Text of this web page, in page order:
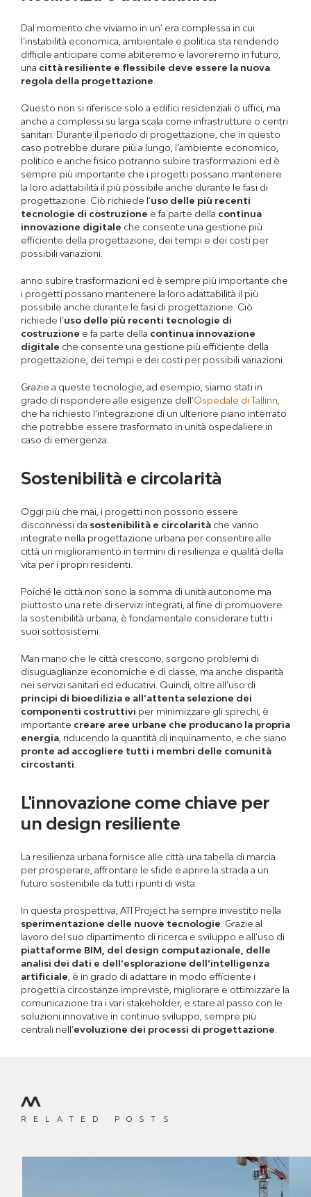
Dal momento che viviamo in un’ era complessa in cui
l’instabilità economica, ambientale e politica sta rendendo
difficile anticipare come abiteremo e lavoreremo in futuro,
una città resiliente e flessibile deve essere la nuova
regola della progettazione.
Questo non si riferisce solo a edifici residenziali o uffici, ma
anche a complessi su larga scala come infrastrutture o centri
sanitari. Durante il periodo di progettazione, che in questo
caso potrebbe durare più a lungo, l’ambiente economico,
politico e anche fisico potranno subire trasformazioni ed è
sempre più importante che i progetti possano mantenere
la loro adattabilità il più possibile anche durante le fasi di
progettazione. Ciò richiede l’uso delle più recenti
tecnologie di costruzione e fa parte della continua
innovazione digitale che consente una gestione più
efficiente della progettazione, dei tempi e dei costi per
possibili variazioni.
anno subire trasformazioni ed è sempre più importante che
i progetti possano mantenere la loro adattabilità il più
possibile anche durante le fasi di progettazione. Ciò
richiede l’uso delle più recenti tecnologie di
costruzione e fa parte della continua innovazione
digitale che consente una gestione più efficiente della
progettazione, dei tempi e dei costi per possibili variazioni.
Grazie a queste tecnologie, ad esempio, siamo stati in
grado di rispondere alle esigenze dell’Ospedale di Tallinn,
che ha richiesto l’integrazione di un ulteriore piano interrato
che potrebbe essere trasformato in unità ospedaliere in
caso di emergenza.
Sostenibilità e circolarità
Oggi più che mai, i progetti non possono essere
disconnessi da sostenibilità e circolarità che vanno
integrate nella progettazione urbana per consentire alle
città un miglioramento in termini di resilienza e qualità della
vita per i propri residenti.
Poiché le città non sono la somma di unità autonome ma
piuttosto una rete di servizi integrati, al fine di promuovere
la sostenibilità urbana, è fondamentale considerare tutti i
suoi sottosistemi.
Man mano che le città crescono, sorgono problemi di
disuguaglianze economiche e di classe, ma anche disparità
nei servizi sanitari ed educativi. Quindi, oltre all’uso di
principi di bioedilizia e all’attenta selezione dei
componenti costruttivi per minimizzare gli sprechi, è
importante creare aree urbane che producano la propria
energia , riducendo la quantità di inquinamento, e che siano
pronte ad accogliere tutti i membri delle comunità
circostanti
L'innovazione come chiave per
un design resiliente
La resilienza urbana fornisce alle città una tabella di marcia
per prosperare, affrontare le sfide e aprire la strada a un
futuro sostenibile da tutti i punti di vista.
In questa prospettiva, ATI Project ha sempre investito nella
sperimentazione delle nuove tecnologie . Grazie al
lavoro del suo dipartimento di ricerca e sviluppo e all’uso di
piattaforme BIM, del design computazionale, delle
analisi dei dati e dell’esplorazione dell’intelligenza
artificiale , è in grado di adattare in modo efficiente i
progetti a circostanze impreviste, migliorare e ottimizzare la
comunicazione tra i vari stakeholder, e stare al passo con le
soluzioni innovative in continuo sviluppo, sempre più
centrali nell’evoluzione dei processi di progettazione
RELATED POSTS